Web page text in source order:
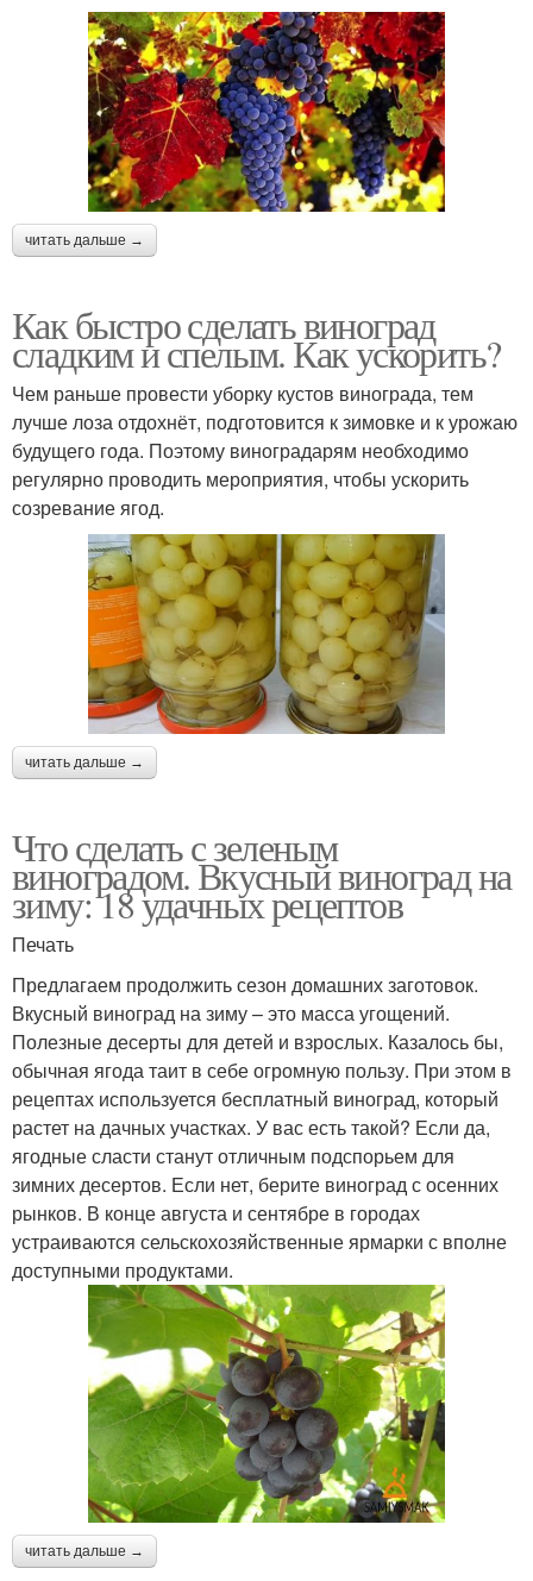
читать дальше →
Как быстро сделать виноград
сладким и спелым. Как ускорить?
Чем раньше провести уборку кустов винограда, тем
лучше лоза отдохнёт, подготовится к зимовке и к урожаю
будущего года. Поэтому виноградарям необходимо
регулярно проводить мероприятия, чтобы ускорить
созревание ягод.
читать дальше →
Что сделать с зеленым
виноградом. Вкусный виноград на
зиму: 18 удачных рецептов
Печать
Предлагаем продолжить сезон домашних заготовок.
Вкусный виноград на зиму – это масса угощений.
Полезные десерты для детей и взрослых. Казалось бы,
обычная ягода таит в себе огромную пользу. При этом в
рецептах используется бесплатный виноград, который
растет на дачных участках. У вас есть такой? Если да,
ягодные сласти станут отличным подспорьем для
зимних десертов. Если нет, берите виноград с осенних
рынков. В конце августа и сентябре в городах
устраиваются сельскохозяйственные ярмарки с вполне
доступными продуктами.
читать дальше →